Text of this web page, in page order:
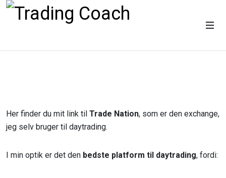
Her finder du mit link til Trade Nation, som er den exchange,
jeg selv bruger til daytrading.
I min optik er det den bedste platform til daytrading, fordi: